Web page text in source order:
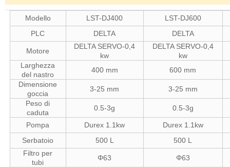
Modello LST-DJ400
LST-DJ600
PLC
DELTA DELTA
Motore
DELTA SERVO-0,4
kw
DELTA SERVO-0,4
kw
Larghezza
del nastro
400 mm
600 mm
Dimensione
goccia
3-25 mm
3-25 mm
Peso di
caduta
0.5-3g 0.5-3g
Pompa Durex 1.1kw
Durex 1.1kw
Serbatoio
500 L
500 L
Filtro per
tubi
Φ63 Φ63